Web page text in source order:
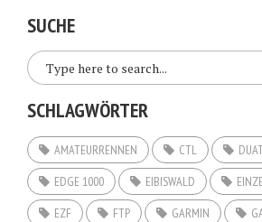
SUCHE
SCHLAGWÖRTER
AMATEURRENNEN CTL
EDGE 1000
EIBISWALD
EZF
FTP GARMIN